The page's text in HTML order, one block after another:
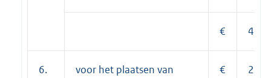
€ 4,15
6.
voor het plaatsen van
€